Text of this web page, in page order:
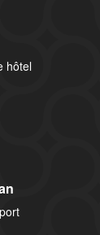
hôtel